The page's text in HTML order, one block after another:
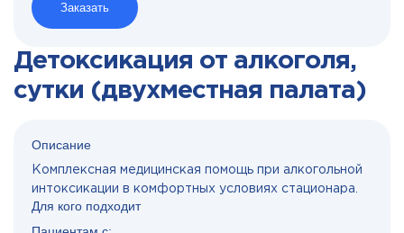
Заказать
Детоксикация от алкоголя,
сутки (двухместная палата)
Описание
Комплексная медицинская помощь при алкогольной
интоксикации в комфортных условиях стационара.
Для кого подходит